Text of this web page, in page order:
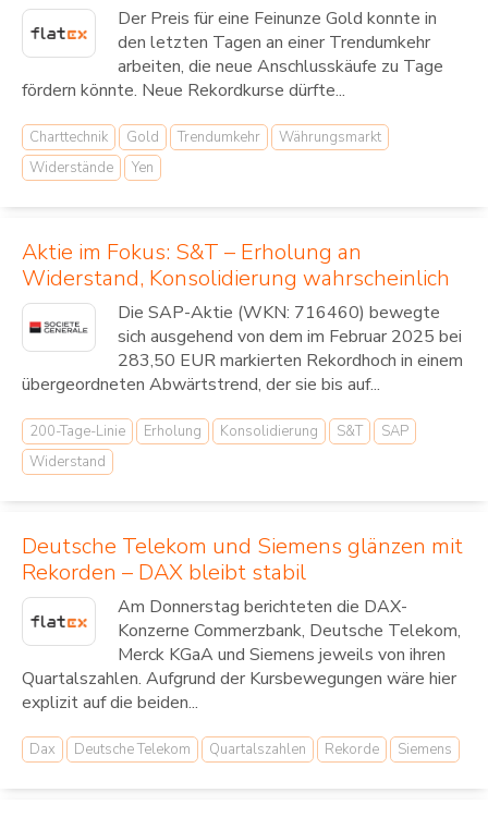
Der Preis für eine Feinunze Gold konnte in
den letzten Tagen an einer Trendumkehr
arbeiten, die neue Anschlusskäufe zu Tage
fördern könnte. Neue Rekordkurse dürfte...
Charttechnik Gold Trendumkehr
Währungsmarkt
Widerstände
Yen
Aktie im Fokus: S&T – Erholung an
Widerstand, Konsolidierung wahrscheinlich
Die SAP-Aktie (WKN: 716460) bewegte
sich ausgehend von dem im Februar 2025 bei
283,50 EUR markierten Rekordhoch in einem
übergeordneten Abwärtstrend, der sie bis auf...
200-Tage-Linie Erholung Konsolidierung S&T
SAP
Widerstand
Deutsche Telekom und Siemens glänzen mit
Rekorden – DAX bleibt stabil
Am Donnerstag berichteten die DAX-
Konzerne Commerzbank, Deutsche Telekom,
Merck KGaA und Siemens jeweils von ihren
Quartalszahlen. Aufgrund der Kursbewegungen wäre hier
explizit auf die beiden...
Dax Deutsche Telekom Quartalszahlen Rekorde Siemens